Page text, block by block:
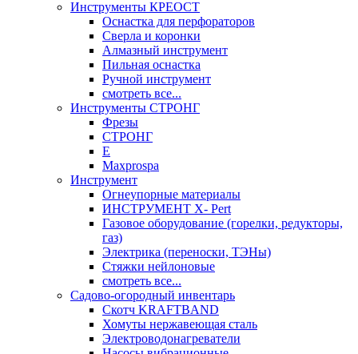
Инструменты КРЕОСТ
Оснастка для перфораторов
Сверла и коронки
Алмазный инструмент
Пильная оснастка
Ручной инструмент
смотреть все...
Инструменты СТРОНГ
Фрезы
СТРОНГ
Е
Maxprospa
Инструмент
Огнеупорные материалы
ИНСТРУМЕНТ X- Pert
Газовое оборудование (горелки, редукторы,
газ)
Электрика (переноски, ТЭНы)
Стяжки нейлоновые
смотреть все...
Садово-огородный инвентарь
Скотч KRAFTBAND
Хомуты нержавеющая сталь
Электроводонагреватели